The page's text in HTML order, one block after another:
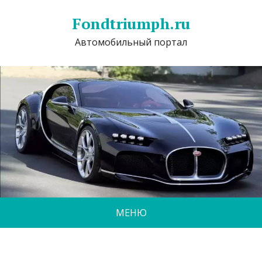
Fondtriumph.ru
Автомобильный портал
МЕНЮ